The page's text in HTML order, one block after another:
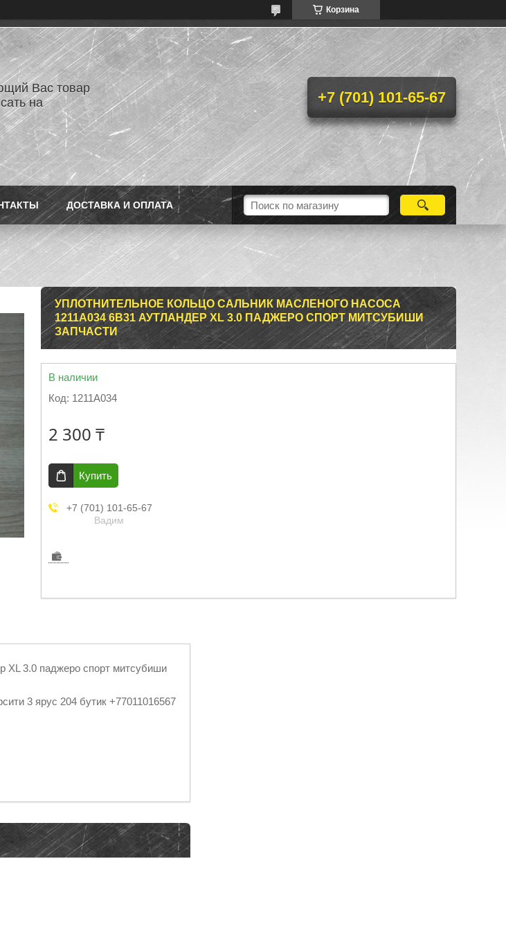
Корзина
Вас товар
на
+7 (701) 101-65-67
ДОСТАВКА И ОПЛАТА
УПЛОТНИТЕЛЬНОЕ КОЛЬЦО САЛЬНИК МАСЛЕНОГО НАСОСА
1211A034 6B31 АУТЛАНДЕР XL 3.0 ПАДЖЕРО СПОРТ МИТСУБИШИ
ЗАПЧАСТИ
В наличии
Код: 1211A034
2 300 ₸
Купить
+7 (701) 101-65-67
Вадим
XL 3.0 паджеро спорт митсубиши
3 ярус 204 бутик +77011016567